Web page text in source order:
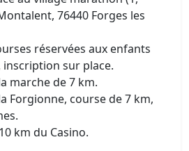
76440 Forges les
réservées aux enfants
inscription sur place.
marche de 7 km.
Forgionne, course de 7 km,
km du Casino.